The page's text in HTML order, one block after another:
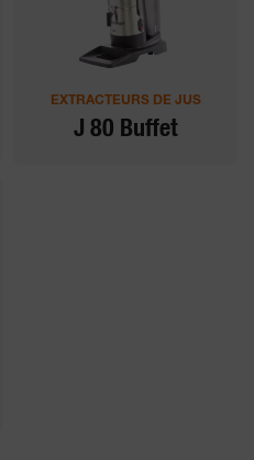
EXTRACTEURS DE JUS
J 80 Buffet